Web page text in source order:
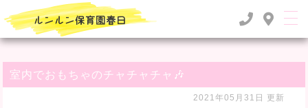
るんるん日記 > 室内でおもちゃのチャチャチャ🎶
室内でおもちゃのチャチャチャ🎶
2021年05月31日 更新